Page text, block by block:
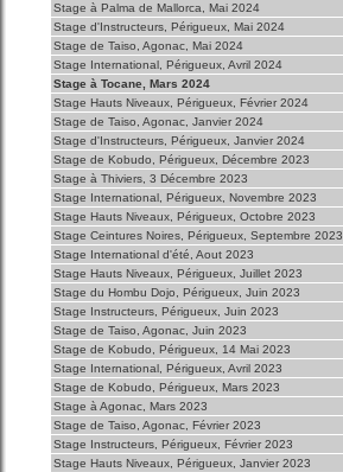
Stage à Palma de Mallorca, Mai 2024
Stage d'Instructeurs, Périgueux, Mai 2024
Stage de Taiso, Agonac, Mai 2024
Stage International, Périgueux, Avril 2024
Stage à Tocane, Mars 2024
Stage Hauts Niveaux, Périgueux, Février 2024
Stage de Taiso, Agonac, Janvier 2024
Stage d'Instructeurs, Périgueux, Janvier 2024
Stage de Kobudo, Périgueux, Décembre 2023
Stage à Thiviers, 3 Décembre 2023
Stage International, Périgueux, Novembre 2023
Stage Hauts Niveaux, Périgueux, Octobre 2023
Stage Ceintures Noires, Périgueux, Septembre 2023
Stage International d'été, Aout 2023
Stage Hauts Niveaux, Périgueux, Juillet 2023
Stage du Hombu Dojo, Périgueux, Juin 2023
Stage Instructeurs, Périgueux, Juin 2023
Stage de Taiso, Agonac, Juin 2023
Stage de Kobudo, Périgueux, 14 Mai 2023
Stage International, Périgueux, Avril 2023
Stage de Kobudo, Périgueux, Mars 2023
Stage à Agonac, Mars 2023
Stage de Taiso, Agonac, Février 2023
Stage Instructeurs, Périgueux, Février 2023
Stage Hauts Niveaux, Périgueux, Janvier 2023